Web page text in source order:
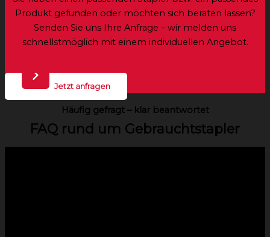
Produkt gefunden oder möchten sich beraten lassen?
Senden Sie uns Ihre Anfrage – wir melden uns
schnellstmöglich mit einem individuellen Angebot.
Jetzt anfragen
Häufig gefragt – klar beantwortet
FAQ rund um Gebrauchtstapler